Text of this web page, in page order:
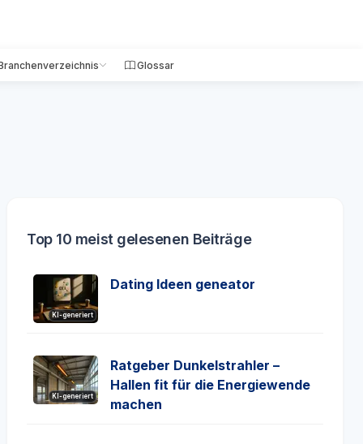
Glossar
Top 10 meist gelesenen Beiträge
KI-generiert
Dating Ideen geneator
KI-generiert
Ratgeber Dunkelstrahler –
Hallen fit für die Energiewende
machen